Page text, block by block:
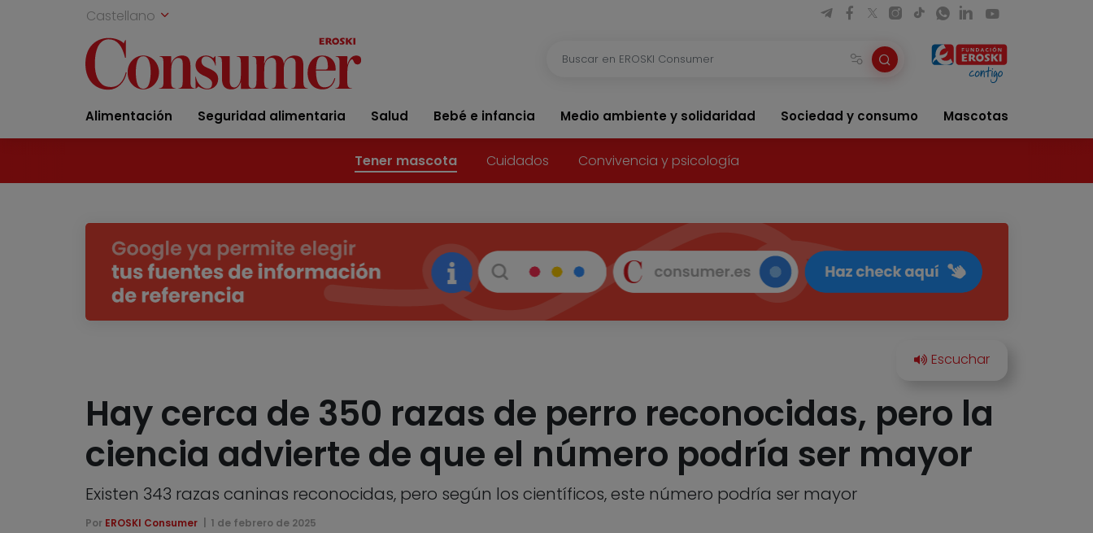
Castellano
Alimentación Seguridad alimentaria Salud Bebé e infancia Medio ambiente y solidaridad Sociedad y consumo Mascotas
Tener mascota Cuidados Convivencia y psicología
Hay cerca de 350 razas de perro reconocidas, pero la
ciencia advierte de que el número podría ser mayor
Existen 343 razas caninas reconocidas, pero según los científicos, este número podría ser mayor
Por EROSKI Consumer 1 de febrero de 2025